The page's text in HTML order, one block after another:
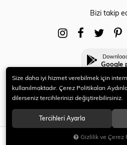
SEPETE
Bizi takip
Google
© 2021 HERYENİ. Tüm
Size daha iyi hizmet verebilmek için
kullanılmaktadır. Çerez Politikaları
dilerseniz tercihlerinizi değiştirebilirsiniz.
Tercihleri Ayarla
Gizlilik ve Çerez